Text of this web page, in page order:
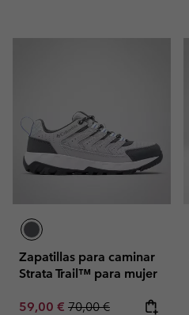
Zapatillas para caminar
Strata Trail™ para mujer
Sale price:
59,00 € Regular price:
70,00 €